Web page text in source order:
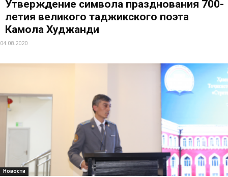
Утверждение символа празднования 700-
летия великого таджикского поэта
Камола Худжанди
04.08.2020
Новости